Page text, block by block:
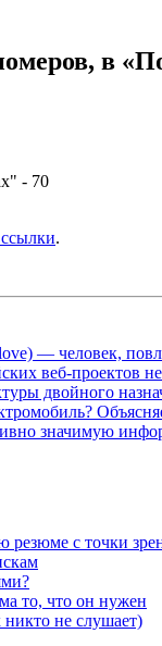
в
- 70
.
— человек,
веб-проектов
двойного
значимую
резюме с точки
то, что он нужен
не слушает)